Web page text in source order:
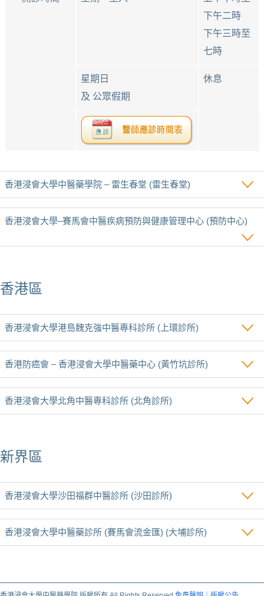
下午二時
下午三時至
七時
星期日
及 公眾假期
休息
香港浸會大學中醫藥學院 – 雷生春堂 (雷生春堂)
香港浸會大學‒賽馬會中醫疾病預防與健康管理中心 (預防中心)
香港區
香港浸會大學港島魏克強中醫專科診所 (上環診所)
香港防癌會 – 香港浸會大學中醫藥中心 (黃竹坑診所)
香港浸會大學北角中醫專科診所 (北角診所)
新界區
香港浸會大學沙田福群中醫診所 (沙田診所)
香港浸會大學中醫藥診所 (賽馬會流金匯) (大埔診所)